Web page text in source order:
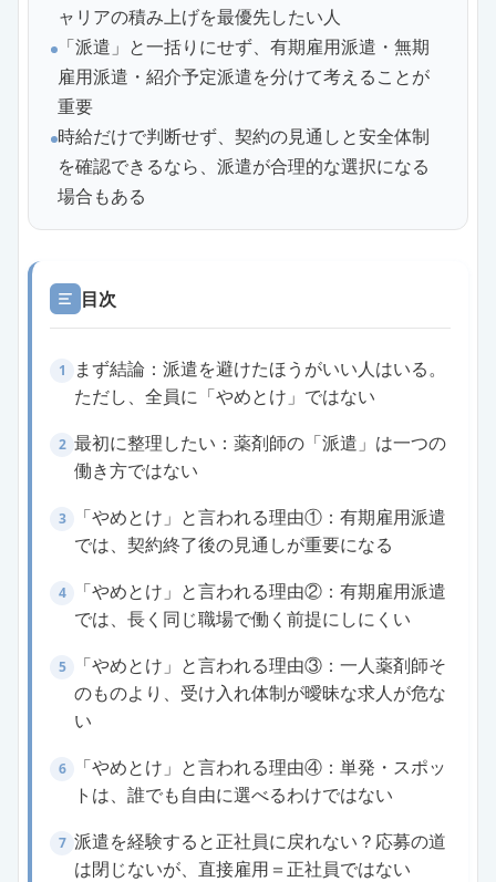
ャリアの積み上げを最優先したい人
「派遣」と一括りにせず、有期雇用派遣・無期
雇用派遣・紹介予定派遣を分けて考えることが
重要
時給だけで判断せず、契約の見通しと安全体制
を確認できるなら、派遣が合理的な選択になる
場合もある
目次
1
まず結論：派遣を避けたほうがいい人はいる。
ただし、全員に「やめとけ」ではない
2 最初に整理したい：薬剤師の「派遣」は一つの
働き方ではない
3
「やめとけ」と言われる理由①：有期雇用派遣
では、契約終了後の見通しが重要になる
4
「やめとけ」と言われる理由②：有期雇用派遣
では、長く同じ職場で働く前提にしにくい
5
「やめとけ」と言われる理由③：一人薬剤師そ
のものより、受け入れ体制が曖昧な求人が危な
い
6
「やめとけ」と言われる理由④：単発・スポッ
トは、誰でも自由に選べるわけではない
7 派遣を経験すると正社員に戻れない？応募の道
は閉じないが、直接雇用＝正社員ではない